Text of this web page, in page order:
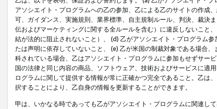
アソシエイト・プログラムへの乙の参加、乙による乙のサイトの作成
可、ガイダンス、実施規則、業界標準、自主規制ルール、判決、裁決
伝およびマーケティングに関する全ルールを含む）に違反しないこと
結が法的に阻止されないこと）、 (d) 乙がアソシエイト・プログラム
たは声明に依存していないこと、 (e) 乙が米国の制裁対象である場合
科されている場合、乙はアソシエイト・プログラムに参加もせずサー
国の法律と同じ内容の商品、ソフトウェア、技術およびサービスに適
ログラムに関して提供する情報が常に正確かつ完全であること。乙は
択することにより、乙自身の情報を更新することができます。
甲は、いかなる時であっても乙がアソシエイト・プログラムに関連し